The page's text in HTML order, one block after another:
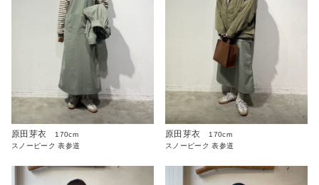
原田芽衣
170cm
スノーピーク 表参道
原田芽衣
170cm
スノーピーク 表参道